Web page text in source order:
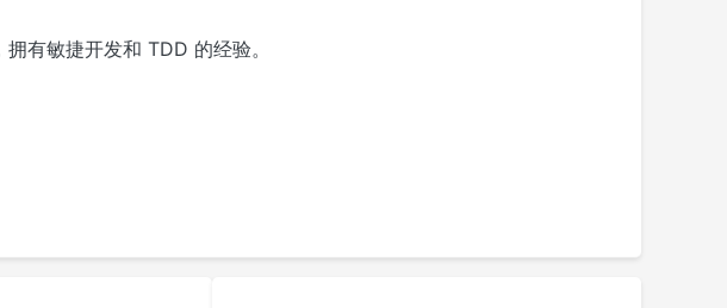
有敏捷开发和 TDD 的经验。